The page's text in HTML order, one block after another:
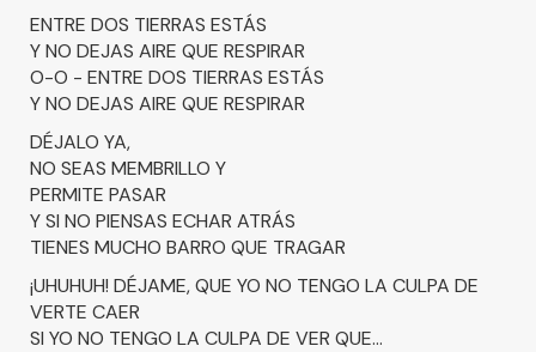
ENTRE DOS TIERRAS ESTÁS
Y NO DEJAS AIRE QUE RESPIRAR
O-O - ENTRE DOS TIERRAS ESTÁS
Y NO DEJAS AIRE QUE RESPIRAR
DÉJALO YA,
NO SEAS MEMBRILLO Y
PERMITE PASAR
Y SI NO PIENSAS ECHAR ATRÁS
TIENES MUCHO BARRO QUE TRAGAR
¡UHUHUH! DÉJAME, QUE YO NO TENGO LA CULPA DE
VERTE CAER
SI YO NO TENGO LA CULPA DE VER QUE...